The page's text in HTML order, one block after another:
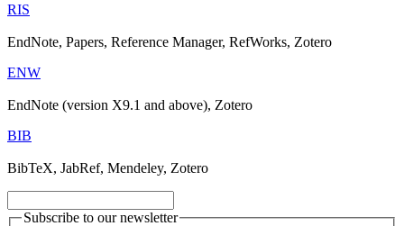
RIS
EndNote, Papers, Reference Manager, RefWorks, Zotero
ENW
EndNote (version X9.1 and above), Zotero
BIB
BibTeX, JabRef, Mendeley, Zotero
Subscribe to our newsletter